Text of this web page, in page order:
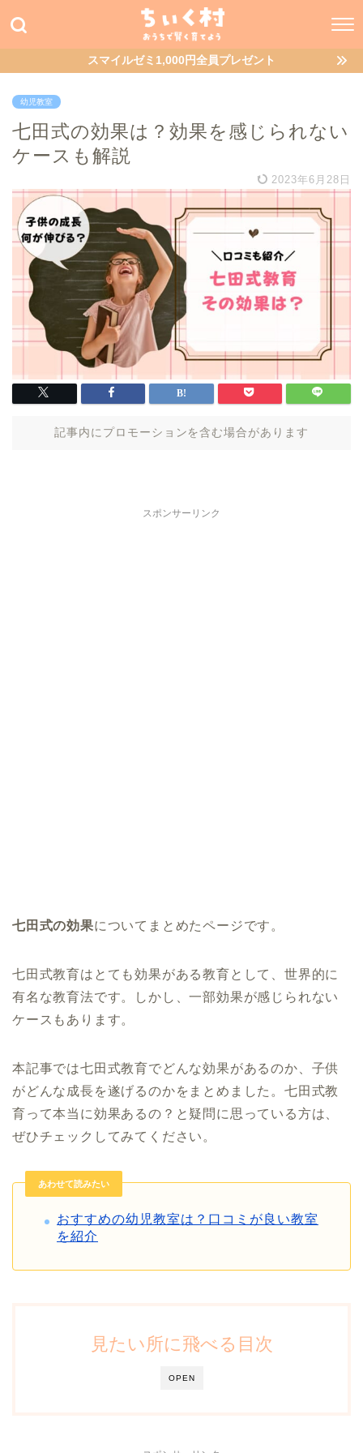
スマイルゼミ1,000円全員プレゼント
幼児教室
七田式の効果は？効果を感じられない
ケースも解説
2023年6月28日
記事内にプロモーションを含む場合があります
スポンサーリンク
七田式の効果についてまとめたページです。
七田式教育はとても効果がある教育として、世界的に
有名な教育法です。しかし、一部効果が感じられない
ケースもあります。
本記事では七田式教育でどんな効果があるのか、子供
がどんな成長を遂げるのかをまとめました。七田式教
育って本当に効果あるの？と疑問に思っている方は、
ぜひチェックしてみてください。
あわせて読みたい
おすすめの幼児教室は？口コミが良い教室
を紹介
OPEN
見たい所に飛べる目次